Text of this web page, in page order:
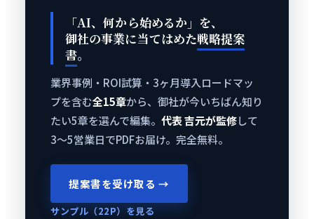
「AI、何から始めるか」を、
御社の事業に当てはめた戦略提案
書。
業界事例・ROI試算・3ヶ月導入ロードマッ
プを含む全15章から、御社が今いちばん知り
たい5章を選んで編集。 代表 吉元が監修して
3〜5営業日でPDFお届け。完全無料。
提案書を受け取る →
サンプル（22P）を見る